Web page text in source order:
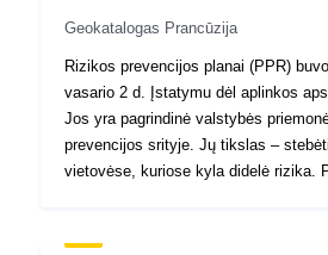
Geokatalogas Prancūzija
Rizikos prevencijos planai (PPR)
vasario 2 d. Įstatymu dėl aplinkos
Jos yra pagrindinė valstybės
prevencijos srityje. Jų tikslas –
vietovėse, kuriose kyla didelė rizika.
naudojimas arba žemės naudojimas,